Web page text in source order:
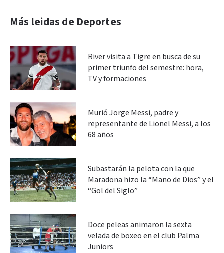
Más leidas de Deportes
River visita a Tigre en busca de su
primer triunfo del semestre: hora,
TV y formaciones
Murió Jorge Messi, padre y
representante de Lionel Messi, a los
68 años
Subastarán la pelota con la que
Maradona hizo la “Mano de Dios” y el
“Gol del Siglo”
Doce peleas animaron la sexta
velada de boxeo en el club Palma
Juniors